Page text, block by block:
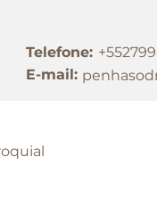
Telefone:
E-mail: